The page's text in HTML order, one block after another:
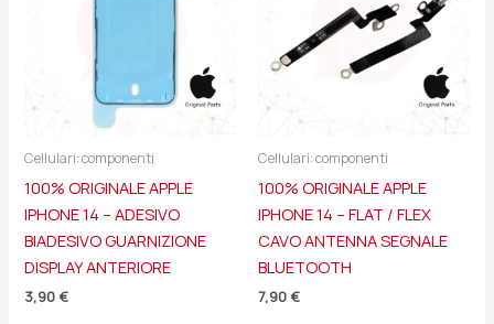
Cellulari: componenti
100% ORIGINALE APPLE
IPHONE 14 – ADESIVO
BIADESIVO GUARNIZIONE
DISPLAY ANTERIORE
3,90 €
Cellulari: componenti
100% ORIGINALE APPLE
IPHONE 14 – FLAT / FLEX
CAVO ANTENNA SEGNALE
BLUETOOTH
7,90 €